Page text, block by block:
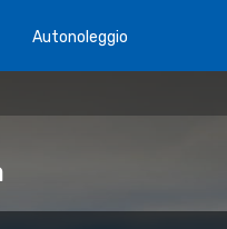
Autonoleggio